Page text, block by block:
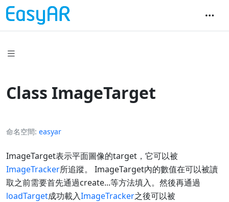
Class ImageTarget
命名空間 easyar
ImageTarget表示平面圖像的target，它可以被
ImageTracker所追蹤。 ImageTarget內的數值在可以被讀
取之前需要首先通過create...等方法填入。然後再通過
loadTarget成功載入ImageTracker之後可以被